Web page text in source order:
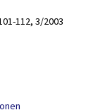
112, 3/2003